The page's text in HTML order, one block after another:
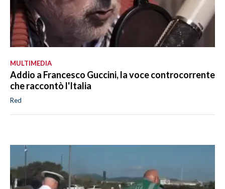
MULTIMEDIA
Addio a Francesco Guccini, la voce controcorrente
che raccontò l'Italia
Red